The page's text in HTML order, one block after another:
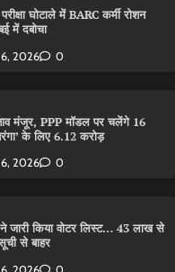
घोटाले में BARC कर्मी रोशन
में दबोचा
2026 0
मंजूर, PPP मॉडल पर चलेंगे 16
के लिए 6.12 करोड़
2026 0
जारी किया वोटर लिस्ट… 43 लाख से
से बाहर